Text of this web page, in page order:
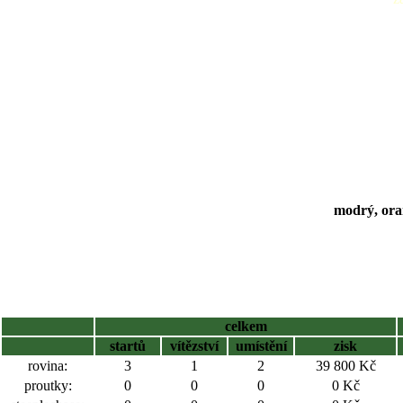
modrý,
celkem
startů
vítězství umístění
zisk
rovina:
3 1 2
39 800 Kč
proutky:
0 0 0
0 Kč